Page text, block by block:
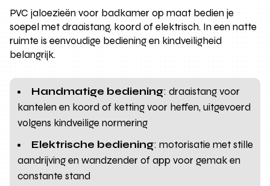
PVC jaloezieën voor badkamer op maat bedien je
soepel met draaistang, koord of elektrisch. In een natte
ruimte is eenvoudige bediening en kindveiligheid
belangrijk.
Handmatige bediening: draaistang voor
kantelen en koord of ketting voor heffen, uitgevoerd
volgens kindveilige normering
Elektrische bediening: motorisatie met stille
aandrijving en wandzender of app voor gemak en
constante stand